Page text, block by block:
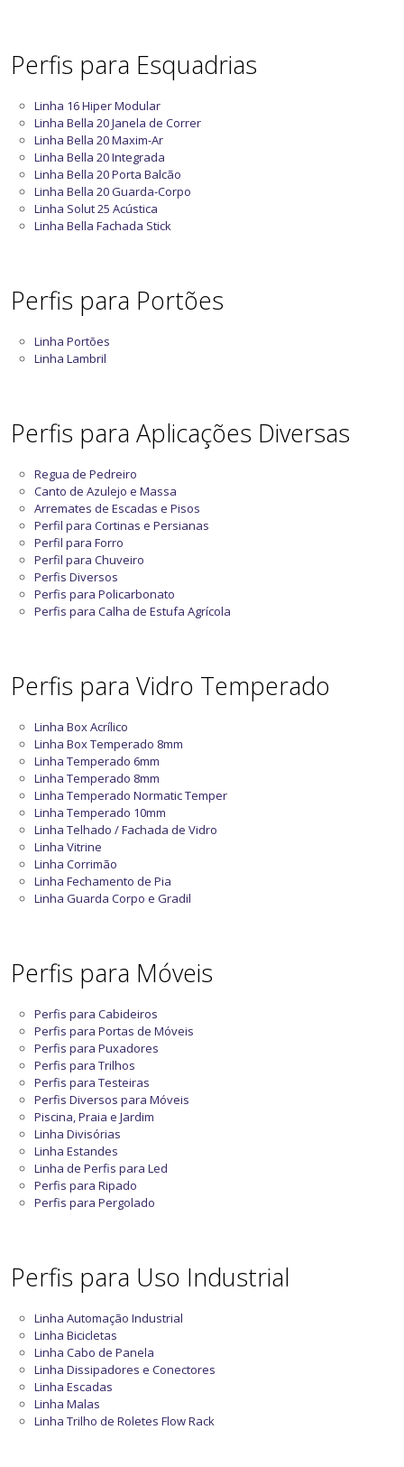
Perfis para Esquadrias
Linha 16 Hiper Modular
Linha Bella 20 Janela de Correr
Linha Bella 20 Maxim-Ar
Linha Bella 20 Integrada
Linha Bella 20 Porta Balcão
Linha Bella 20 Guarda-Corpo
Linha Solut 25 Acústica
Linha Bella Fachada Stick
Perfis para Portões
Linha Portões
Linha Lambril
Perfis para Aplicações Diversas
Regua de Pedreiro
Canto de Azulejo e Massa
Arremates de Escadas e Pisos
Perfil para Cortinas e Persianas
Perfil para Forro
Perfil para Chuveiro
Perfis Diversos
Perfis para Policarbonato
Perfis para Calha de Estufa Agrícola
Perfis para Vidro Temperado
Linha Box Acrílico
Linha Box Temperado 8mm
Linha Temperado 6mm
Linha Temperado 8mm
Linha Temperado Normatic Temper
Linha Temperado 10mm
Linha Telhado / Fachada de Vidro
Linha Vitrine
Linha Corrimão
Linha Fechamento de Pia
Linha Guarda Corpo e Gradil
Perfis para Móveis
Perfis para Cabideiros
Perfis para Portas de Móveis
Perfis para Puxadores
Perfis para Trilhos
Perfis para Testeiras
Perfis Diversos para Móveis
Piscina, Praia e Jardim
Linha Divisórias
Linha Estandes
Linha de Perfis para Led
Perfis para Ripado
Perfis para Pergolado
Perfis para Uso Industrial
Linha Automação Industrial
Linha Bicicletas
Linha Cabo de Panela
Linha Dissipadores e Conectores
Linha Escadas
Linha Malas
Linha Trilho de Roletes Flow Rack